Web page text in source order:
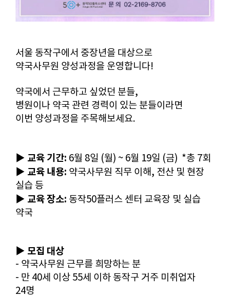
서울 동작구에서 중장년을 대상으로
약국사무원 양성과정을 운영합니다!
약국에서 근무하고 싶었던 분들,
병원이나 약국 관련 경력이 있는 분들이라면
이번 양성과정을 주목해보세요.
▶ 교육 기간: 6월 8일 (월) ~ 6월 19일 (금) *총 7회
▶ 교육 내용: 약국사무원 직무 이해, 전산 및 현장
실습 등
▶ 교육 장소: 동작50플러스 센터 교육장 및 실습
약국
▶ 모집 대상
- 약국사무원 근무를 희망하는 분
- 만 40세 이상 55세 이하 동작구 거주 미취업자
24명